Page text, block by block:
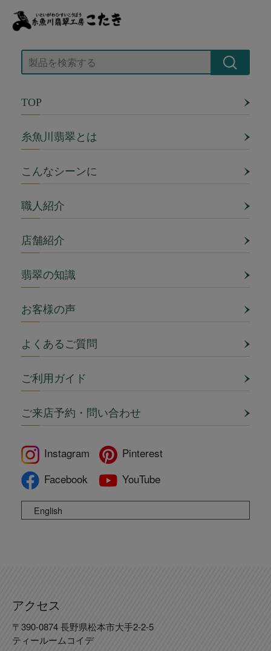
TOP
糸魚川翡翠とは
こんなシーンに
職人紹介
店舗紹介
翡翠の知識
お客様の声
よくあるご質問
ご利用ガイド
ご来店予約・問い合わせ
Instagram
Pinterest
Facebook
YouTube
English
アクセス
〒390-0874 長野県松本市大手2-2-5
ティールームコイデ